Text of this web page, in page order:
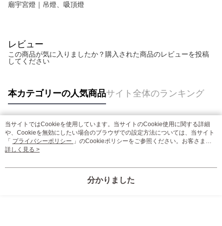
廟宇宮燈｜吊燈、吸頂燈
レビュー
この商品が気に入りましたか？購入された商品のレビューを投稿
してください
本カテゴリーの人気商品サイト全体のランキング
人気タグ
当サイトではCookieを使用しています。当サイトのCookie使用に関する詳細
や、Cookieを無効にしたい場合のブラウザでの設定方法については、当サイト
「 プライバシーポリシー 」のCookieポリシーをご参照ください。お客さま
が、当サイトを引き続き使用される場合、当社がサイト利用規約のCookieポリ
詳しく見る >
分かりました